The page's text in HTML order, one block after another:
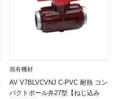
旭有機材
AV V7BLVCVNJ C-PVC 耐熱 コン
パクトボール弁27型【ねじ込み